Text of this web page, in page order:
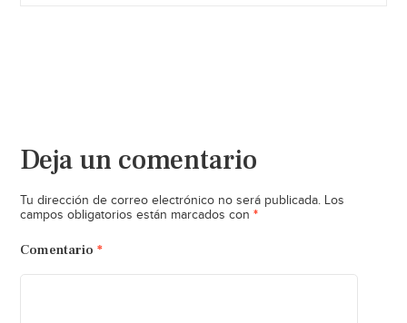
Deja un comentario
Tu dirección de correo electrónico no será publicada. Los
campos obligatorios están marcados con *
Comentario *